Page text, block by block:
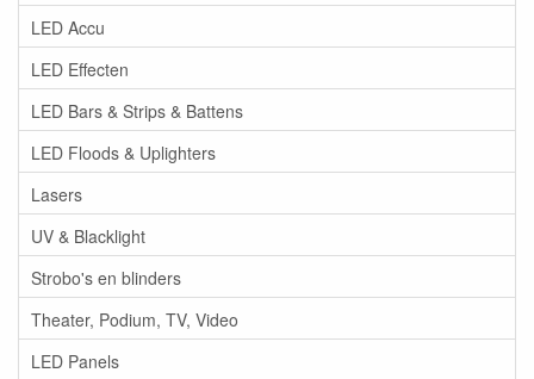
LED Accu
LED Effecten
LED Bars & Strips & Battens
LED Floods & Uplighters
Lasers
UV & Blacklight
Strobo's en blinders
Theater, Podium, TV, Video
LED Panels